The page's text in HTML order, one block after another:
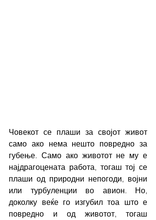
Човекот се плаши за својот живот
само ако нема нешто повредно за
губење. Само ако животот не му е
најдрагоцената работа, тогаш тој се
плаши од природни непогоди, војни
или турбуленции во авион. Но,
доколку веќе го изгубил тоа што е
повредно и од животот, тогаш